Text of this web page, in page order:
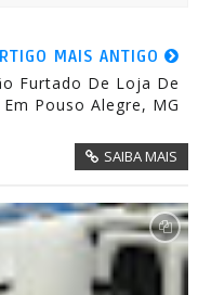
MAIS ANTIGO
Furtado De Loja De
Pouso Alegre, MG
SAIBA MAIS